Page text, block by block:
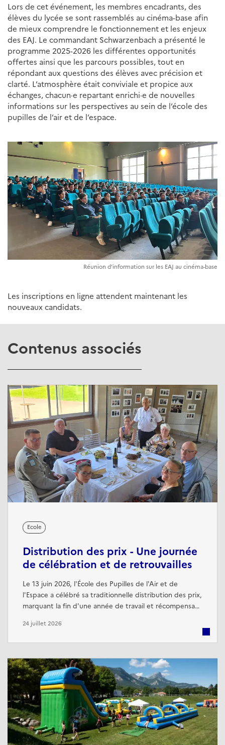
Lors de cet événement, les membres encadrants, des
élèves du lycée se sont rassemblés au cinéma-base afin
de mieux comprendre le fonctionnement et les enjeux
des EAJ. Le commandant Schwarzenbach a présenté le
programme 2025-2026 les différentes opportunités
offertes ainsi que les parcours possibles, tout en
répondant aux questions des élèves avec précision et
clarté. L’atmosphère était conviviale et propice aux
échanges, chacun·e repartant enrichi·e de nouvelles
informations sur les perspectives au sein de l’école des
pupilles de l’air et de l’espace.
Réunion d’information sur les EAJ au cinéma-base
Les inscriptions en ligne attendent maintenant les
nouveaux candidats.
Contenus associés
Ecole
Distribution des prix - Une journée
de célébration et de retrouvailles
Le 13 juin 2026, l'École des Pupilles de l'Air et de
l'Espace a célébré sa traditionnelle distribution des prix,
marquant la fin d'une année de travail et récompensant
leurs résultats et leur esprit de camaraderie. Cette
entreprises.
24 juillet 2026